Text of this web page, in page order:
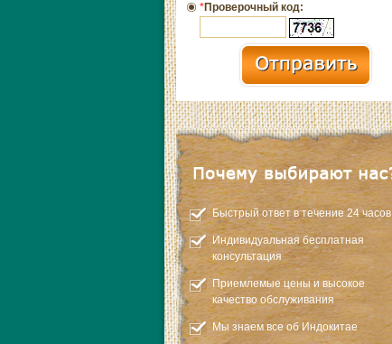
*Проверочный код:
Быстрый ответ в течение 24 часов
Индивидуальная бесплатная
консультация
Приемлемые цены и высокое
качество обслуживания
Мы знаем все об Индокитае